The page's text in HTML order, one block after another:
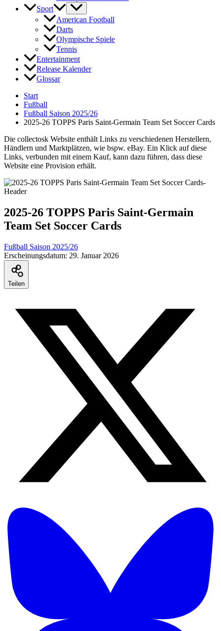
Sport
American Football
Darts
Olympische Spiele
Tennis
Entertainment
Release Kalender
Glossar
Start
Fußball
Fußball Saison 2025/26
2025-26 TOPPS Paris Saint-Germain Team Set Soccer Cards
Die collectosk Website enthält Links zu verschiedenen Herstellern,
Händlern und Marktplätzen, wie bspw. eBay. Ein Klick auf diese
Links, verbunden mit einem Kauf, kann dazu führen, dass diese
Website eine Provision erhält.
2025-26 TOPPS Paris Saint-Germain
Team Set Soccer Cards
Fußball Saison 2025/26
Erscheinungsdatum: 29. Januar 2026
Teilen